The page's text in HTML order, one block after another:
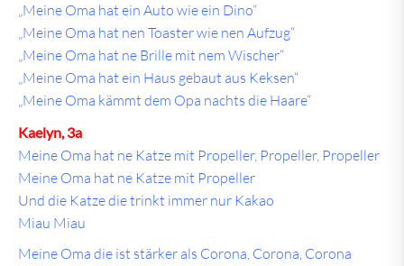
„Meine Oma hat ein Auto wie ein Dino“
„Meine Oma hat nen Toaster wie nen Aufzug“
„Meine Oma hat ne Brille mit nem Wischer“
„Meine Oma hat ein Haus gebaut aus Keksen“
„Meine Oma kämmt dem Opa nachts die Haare“
Kaelyn, 3a
Meine Oma hat ne Katze mit Propeller, Propeller, Propeller
Meine Oma hat ne Katze mit Propeller
Und die Katze die trinkt immer nur Kakao
Miau Miau
Meine Oma die ist stärker als Corona, Corona, Corona